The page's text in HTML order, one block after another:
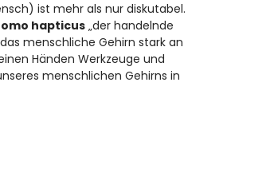
ist mehr als nur diskutabel.
hapticus„der handelnde
menschliche Gehirn stark an
Händen Werkzeuge und
menschlichen Gehirns in